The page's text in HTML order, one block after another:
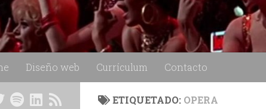
Diseño web Currículum Contacto
ETIQUETADO: OPERA